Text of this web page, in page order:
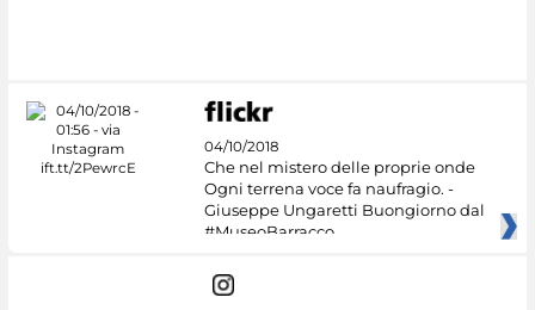
04/10/2018
Che nel mistero delle proprie onde
Ogni terrena voce fa naufragio. -
Giuseppe Ungaretti Buongiorno dal
#MuseoBarracco